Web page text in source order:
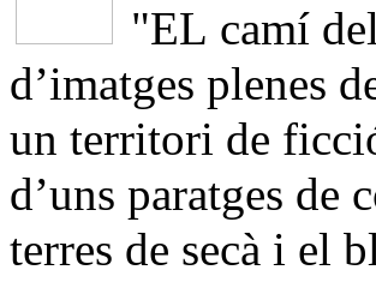
"EL camí
d’imatges plenes
un territori de
d’uns paratges de
terres de secà i el